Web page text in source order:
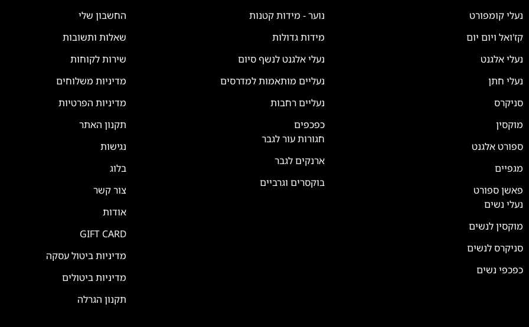
נעלי קומפורט
קז'ואל ויום יום
נעלי אלגנט
נעלי חתן
סניקרס
מוקסין
ספורט אלגנט
מגפיים
פאשן ספורט
נעלי נשים
מוקסין לנשים
סניקרס לנשים
כפכפי נשים
נוער - מידות קטנות
מידות גדולות
נעלי אלגנט לנשף סיום
נעליים מותאמות למדרסים
נעליים רחבות
כפכפים
חגורות עור לגבר
ארנקים לגבר
בוקסרים וגרביים
החשבון שלי
שאלות ותשובות
שירות לקוחות
מדיניות משלוחים
מדיניות הפרטיות
תקנון האתר
נגישות
בלוג
צור קשר
אודות
GIFT CARD
מדיניות ביטול עסקה
מדיניות ביטולים
תקנון הגרלה
💬